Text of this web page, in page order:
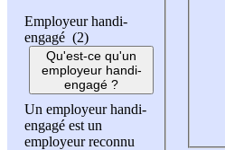
Employeur handi-
engagé (2)
Qu'est-ce qu'un
employeur handi-
engagé ?
Un employeur handi-
engagé est un
employeur reconnu